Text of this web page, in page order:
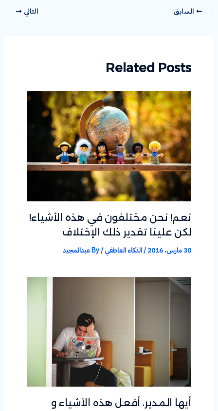
السابق التالي
Related Posts
نعم! نحن مختلفون في هذه الأشياء!
لكن علينا تقدير ذلك الإختلاف
30 مارس، 2016 /الذكاء العاطفي/ By عبدالمجيد
أيها المدير، أفعل هذه الأشياء و